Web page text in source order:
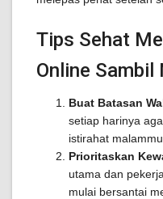
Tips Sehat
Online Sambil
Buat Batasan
setiap harinya
istirahat malammu.
Prioritaskan
utama dan
mulai bersantai